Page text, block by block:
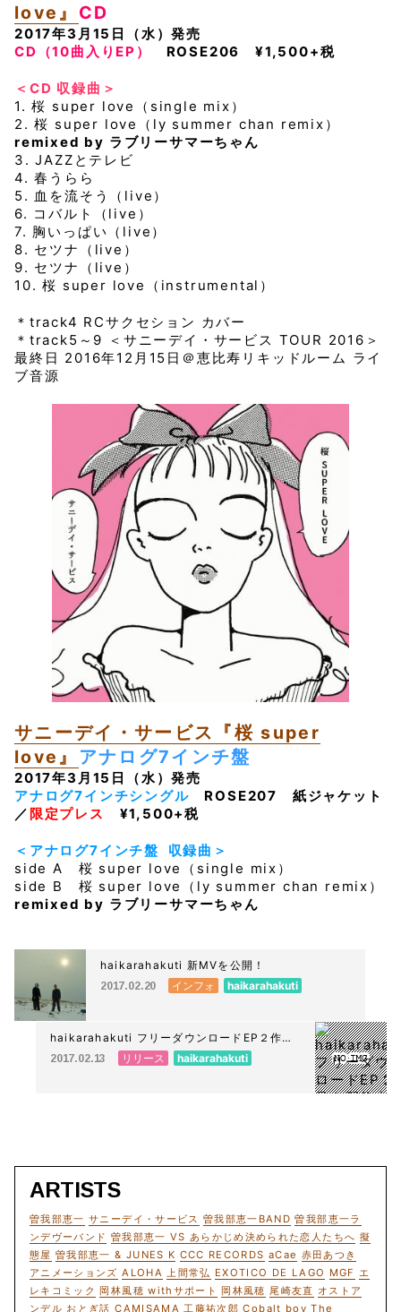
love』 CD
2017年3月15日（水）発売
CD（10曲入りEP）
ROSE206 ¥1,500+税
＜CD 収録曲＞
1. 桜 super love（single mix）
2. 桜 super love（ly summer chan remix）
remixed by ラブリーサマーちゃん
3. JAZZとテレビ
4. 春うらら
5. 血を流そう（live）
6. コバルト（live）
7. 胸いっぱい（live）
8. セツナ（live）
9. セツナ（live）
10. 桜 super love（instrumental）
＊track4 RCサクセション カバー
＊track5～9 ＜サニーデイ・サービス TOUR 2016＞
最終日 2016年12月15日＠恵比寿リキッドルーム ライ
ブ音源
サニーデイ・サービス『桜 super
love』 アナログ7インチ盤
2017年3月15日（水）発売
アナログ7インチシングル ROSE207 紙ジャケット
／ 限定プレス ¥1,500+税
＜アナログ7インチ盤 収録曲＞
side A 桜 super love（single mix）
side B 桜 super love（ly summer chan remix）
remixed by ラブリーサマーちゃん
haikarahakuti 新MVを公開！
2017.02.20 インフォ haikarahakuti
haikarahakuti フリーダウンロードEP２作品
を配信中!!!
2017.02.13 リリース haikarahakuti
ARTISTS
曽我部恵一 サニーデイ・サービス 曽我部恵一BAND 曽我部恵一ラ
ンデヴーバンド 曽我部恵一 VS あらかじめ決められた恋人たちへ 擬
態屋 曽我部恵一 & JUNES K CCC RECORDS aCae 赤田あつき
アニメーションズ ALOHA 上間常弘 EXOTICO DE LAGO MGF エ
レキコミック 岡林風穂 withサポート 岡林風穂 尾崎友直 オストア
ンデル おとぎ話 CAMISAMA 工藤祐次郎 Cobalt boy The